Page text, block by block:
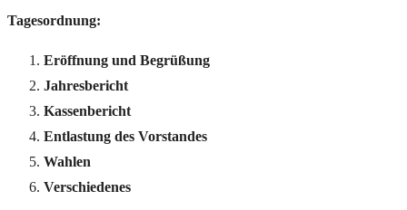
Tagesordnung:
Eröffnung und Begrüßung
Jahresbericht
Kassenbericht
Entlastung des Vorstandes
Wahlen
Verschiedenes